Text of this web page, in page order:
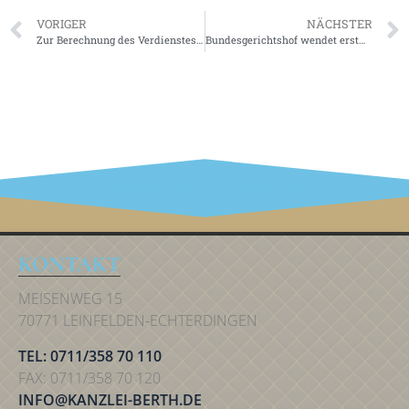
VORIGER
Zur Berechnung des Verdienstes nach dem Mutterschutzgesetz
NÄCHSTER
Bundesgerichtshof wendet erstmals Allgemeines Gleichbehandlungsgesetz auf GmbH-Geschäftsführer an
KONTAKT
MEISENWEG 15
70771 LEINFELDEN-ECHTERDINGEN
TEL: 0711/358 70 110
FAX: 0711/358 70 120
INFO@KANZLEI-BERTH.DE